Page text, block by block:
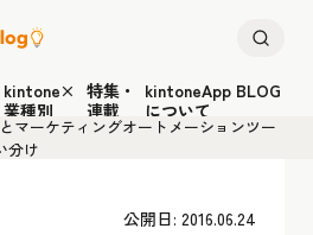
kintone×
業種別
特集・
連載
kintoneApp BLOG
について
マーケティングオートメーションツー
分け
公開日: 2016.06.24